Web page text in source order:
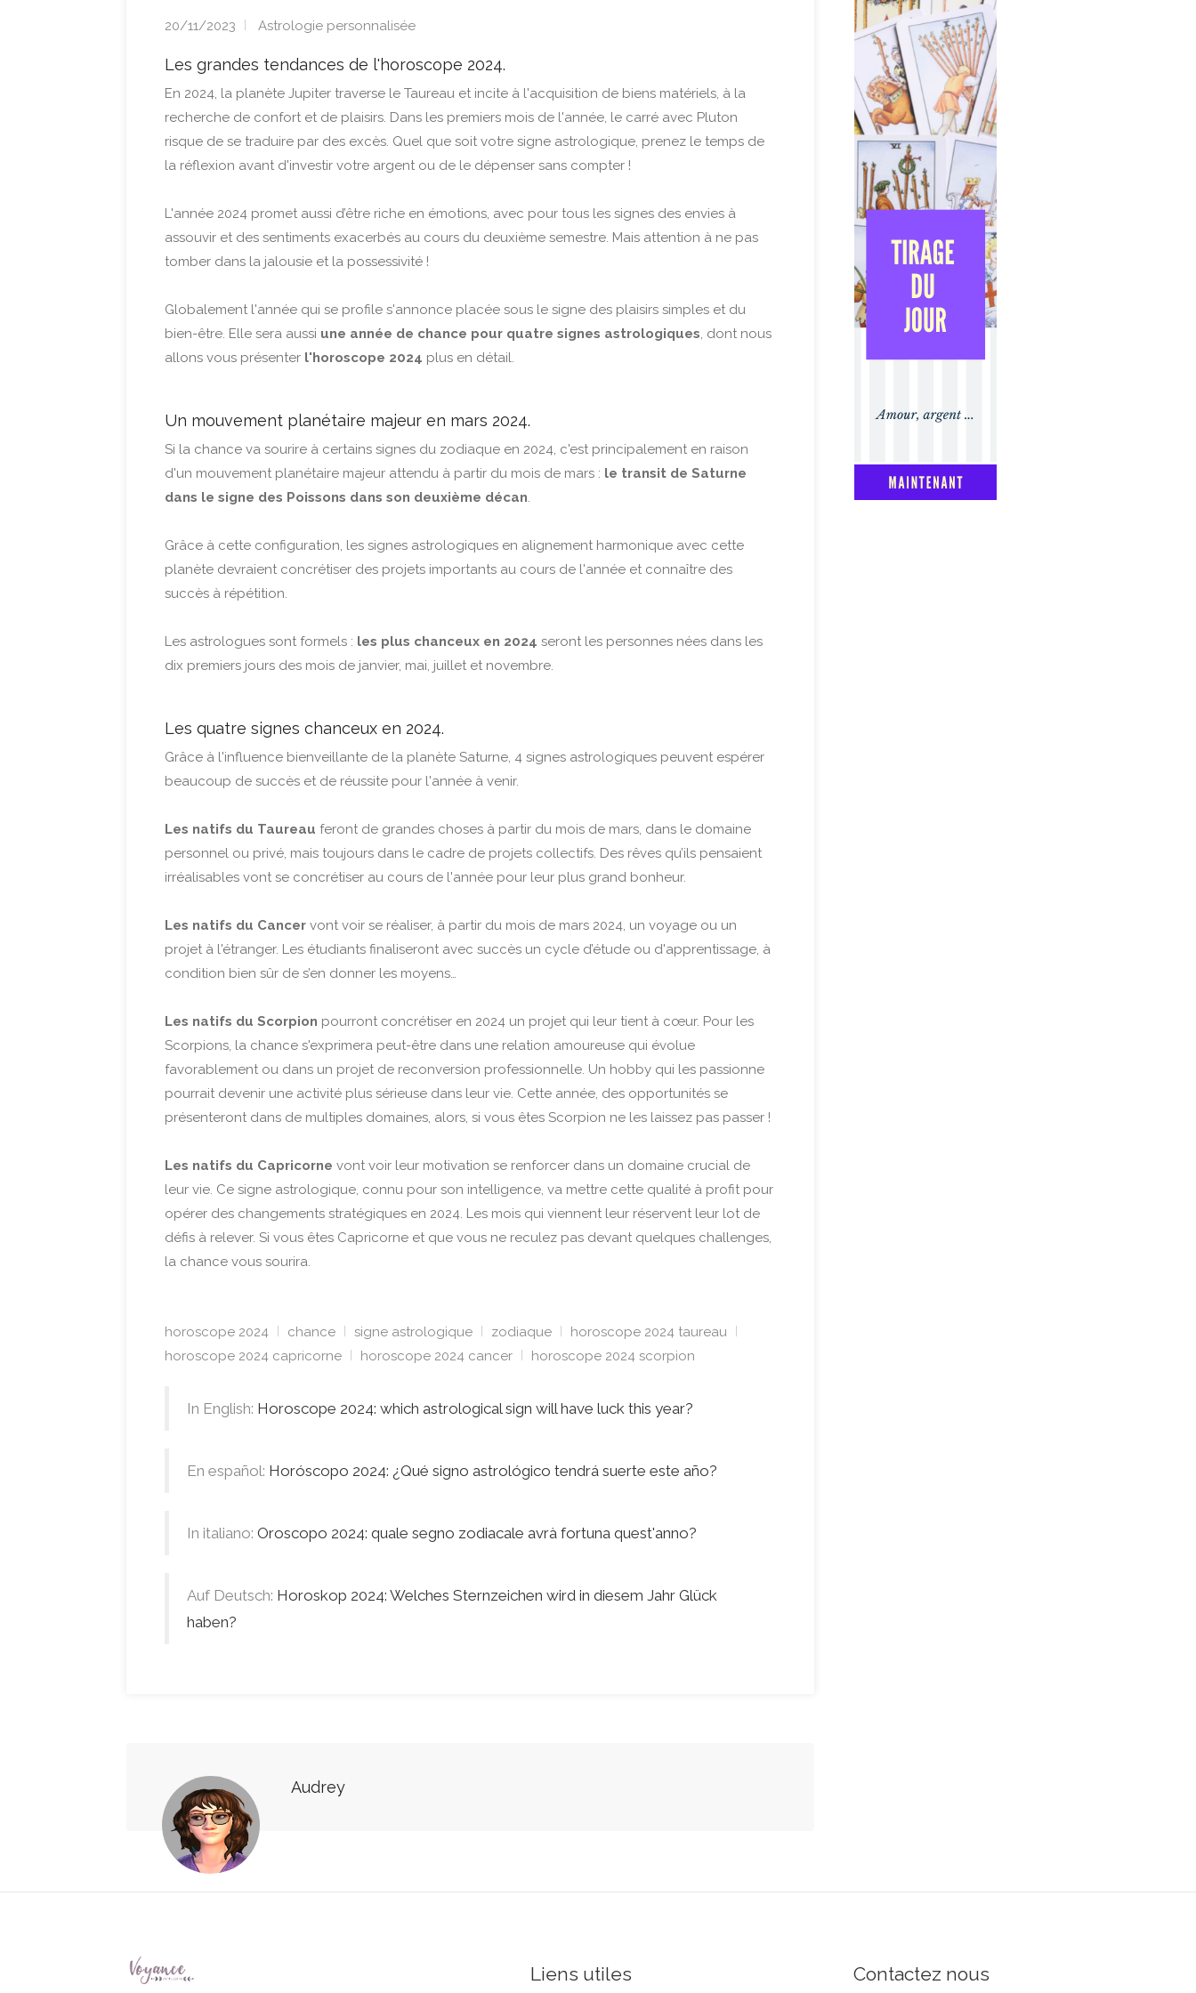
20/11/2023 Astrologie personnalisée
Les grandes tendances de l'horoscope 2024.
En 2024, la planète Jupiter traverse le Taureau et incite à l'acquisition de biens matériels, à la
recherche de confort et de plaisirs. Dans les premiers mois de l'année, le carré avec Pluton
risque de se traduire par des excès. Quel que soit votre signe astrologique, prenez le temps de
la réflexion avant d'investir votre argent ou de le dépenser sans compter !
L'année 2024 promet aussi d’être riche en émotions, avec pour tous les signes des envies à
assouvir et des sentiments exacerbés au cours du deuxième semestre. Mais attention à ne pas
tomber dans la jalousie et la possessivité !
Globalement l'année qui se profile s'annonce placée sous le signe des plaisirs simples et du
bien-être. Elle sera aussi une année de chance pour quatre signes astrologiques, dont nous
allons vous présenter l'horoscope 2024 plus en détail.
Un mouvement planétaire majeur en mars 2024.
Si la chance va sourire à certains signes du zodiaque en 2024, c'est principalement en raison
d'un mouvement planétaire majeur attendu à partir du mois de mars : le transit de Saturne
dans le signe des Poissons dans son deuxième décan.
Grâce à cette configuration, les signes astrologiques en alignement harmonique avec cette
planète devraient concrétiser des projets importants au cours de l'année et connaître des
succès à répétition.
Les astrologues sont formels : les plus chanceux en 2024 seront les personnes nées dans les
dix premiers jours des mois de janvier, mai, juillet et novembre.
Les quatre signes chanceux en 2024.
Grâce à l'influence bienveillante de la planète Saturne, 4 signes astrologiques peuvent espérer
beaucoup de succès et de réussite pour l'année à venir.
Les natifs du Taureau feront de grandes choses à partir du mois de mars, dans le domaine
personnel ou privé, mais toujours dans le cadre de projets collectifs. Des rêves qu’ils pensaient
irréalisables vont se concrétiser au cours de l'année pour leur plus grand bonheur.
Les natifs du Cancer vont voir se réaliser, à partir du mois de mars 2024, un voyage ou un
projet à l'étranger. Les étudiants finaliseront avec succès un cycle d’étude ou d'apprentissage, à
condition bien sûr de s’en donner les moyens…
Les natifs du Scorpion pourront concrétiser en 2024 un projet qui leur tient à cœur. Pour les
Scorpions, la chance s'exprimera peut-être dans une relation amoureuse qui évolue
favorablement ou dans un projet de reconversion professionnelle. Un hobby qui les passionne
pourrait devenir une activité plus sérieuse dans leur vie. Cette année, des opportunités se
présenteront dans de multiples domaines, alors, si vous êtes Scorpion ne les laissez pas passer !
Les natifs du Capricorne vont voir leur motivation se renforcer dans un domaine crucial de
leur vie. Ce signe astrologique, connu pour son intelligence, va mettre cette qualité à profit pour
opérer des changements stratégiques en 2024. Les mois qui viennent leur réservent leur lot de
défis à relever. Si vous êtes Capricorne et que vous ne reculez pas devant quelques challenges,
la chance vous sourira.
horoscope 2024 chance signe astrologique zodiaque
horoscope 2024 taureau
horoscope 2024 capricorne
horoscope 2024 cancer horoscope 2024 scorpion
In English: Horoscope 2024: which astrological sign will have luck this year?
En español: Horóscopo 2024: ¿Qué signo astrológico tendrá suerte este año?
In italiano: Oroscopo 2024: quale segno zodiacale avrà fortuna quest'anno?
Auf Deutsch: Horoskop 2024: Welches Sternzeichen wird in diesem Jahr Glück
haben?
Audrey
Liens utiles Contactez nous